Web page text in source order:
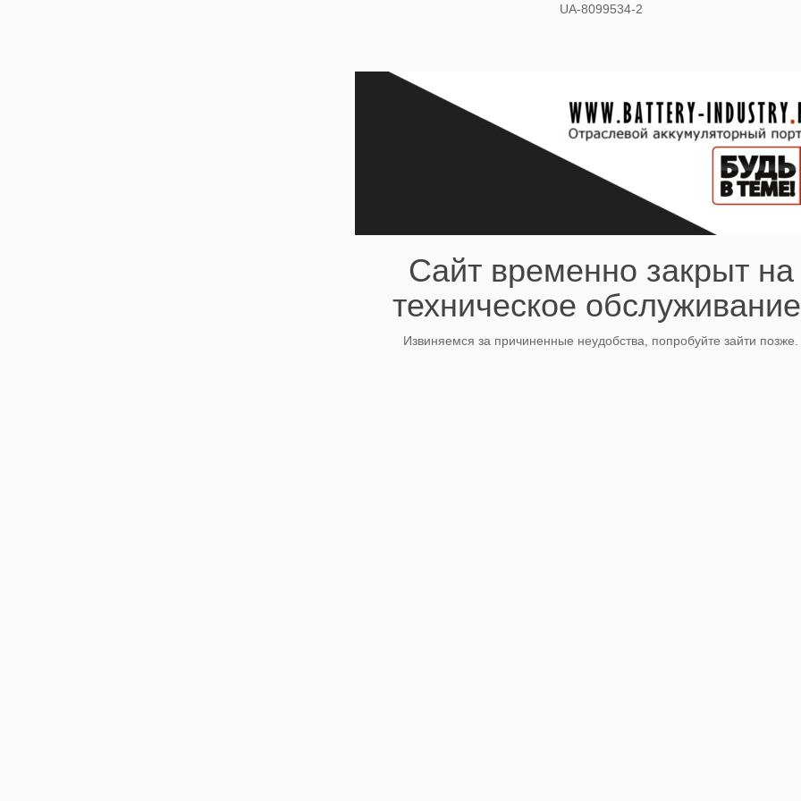
UA-8099534-2
Сайт временно закрыт на
техническое
Извиняемся за причиненные неудобства, попробуйте зайти позже.